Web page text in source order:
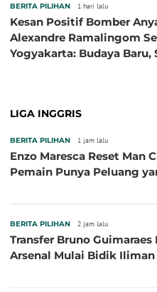
BERITA PILIHAN 1 hari lalu
Kesan Positif Bomber
Alexandre Ramalingom
Yogyakarta: Budaya Baru,
LIGA INGGRIS
BERITA PILIHAN 1 jam lalu
Enzo Maresca Reset Man
Pemain Punya Peluang
BERITA PILIHAN 2 jam lalu
Transfer Bruno Guimaraes
Arsenal Mulai Bidik Iliman